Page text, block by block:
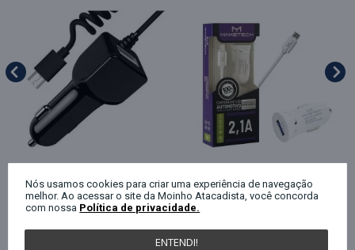
Carregador para celular v8
car para cigarreira com 01
saída rápida Mbtech
Carregador para celular v8
usb para cigarreira
Nós usamos cookies para criar uma experiência de navegação
melhor. Ao acessar o site da Moinho Atacadista, você concorda
com nossa Política de privacidade.
ENTENDI!